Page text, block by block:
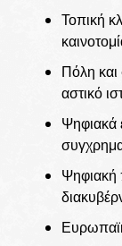
Τοπική
Πόλη
αστικό
Ψηφιακά
Ψηφιακή